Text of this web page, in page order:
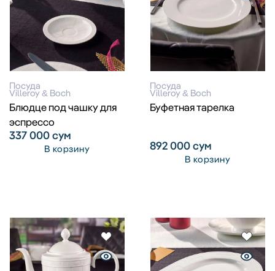
Посуда
Villeroy & Boch
Блюдце под чашку для
эспрессо
337 000сум
В корзину
Посуда
Villeroy & Boch
Буфетная тарелка
892 000сум
В корзину